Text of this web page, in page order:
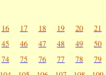
16 17 18 19 20 21
45 46 47 48 49 50
74 75 76 77 78 79